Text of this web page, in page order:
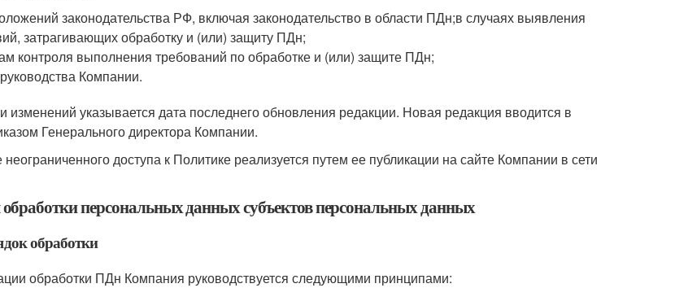
законодательства РФ, включая законодательство в области ПДн;в случаях выявления
затрагивающих обработку и (или) защиту ПДн;
контроля выполнения требований по обработке и (или) защите ПДн;
Компании.
изменений указывается дата последнего обновления редакции. Новая редакция вводится в
Генерального директора Компании.
доступа к Политике реализуется путем ее публикации на сайте Компании в сети
персональных данных субъектов персональных данных
обработки
обработки ПДн Компания руководствуется следующими принципами: